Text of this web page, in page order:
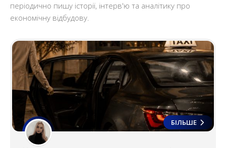
періодично пишу історії, інтерв'ю та аналітику про
економічну відбудову.
БІЛЬШЕ